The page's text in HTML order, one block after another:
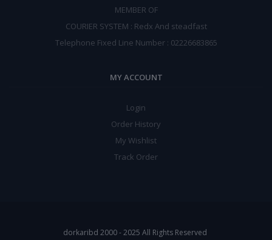
MEMBER OF
COURIER SYSTEM : Redx And steadfast
Telephone Fixed Line Number : 02226683865
MY ACCOUNT
Login
Order History
My Wishlist
Track Order
dorkaribd 2000 - 2025 All Rights Reserved